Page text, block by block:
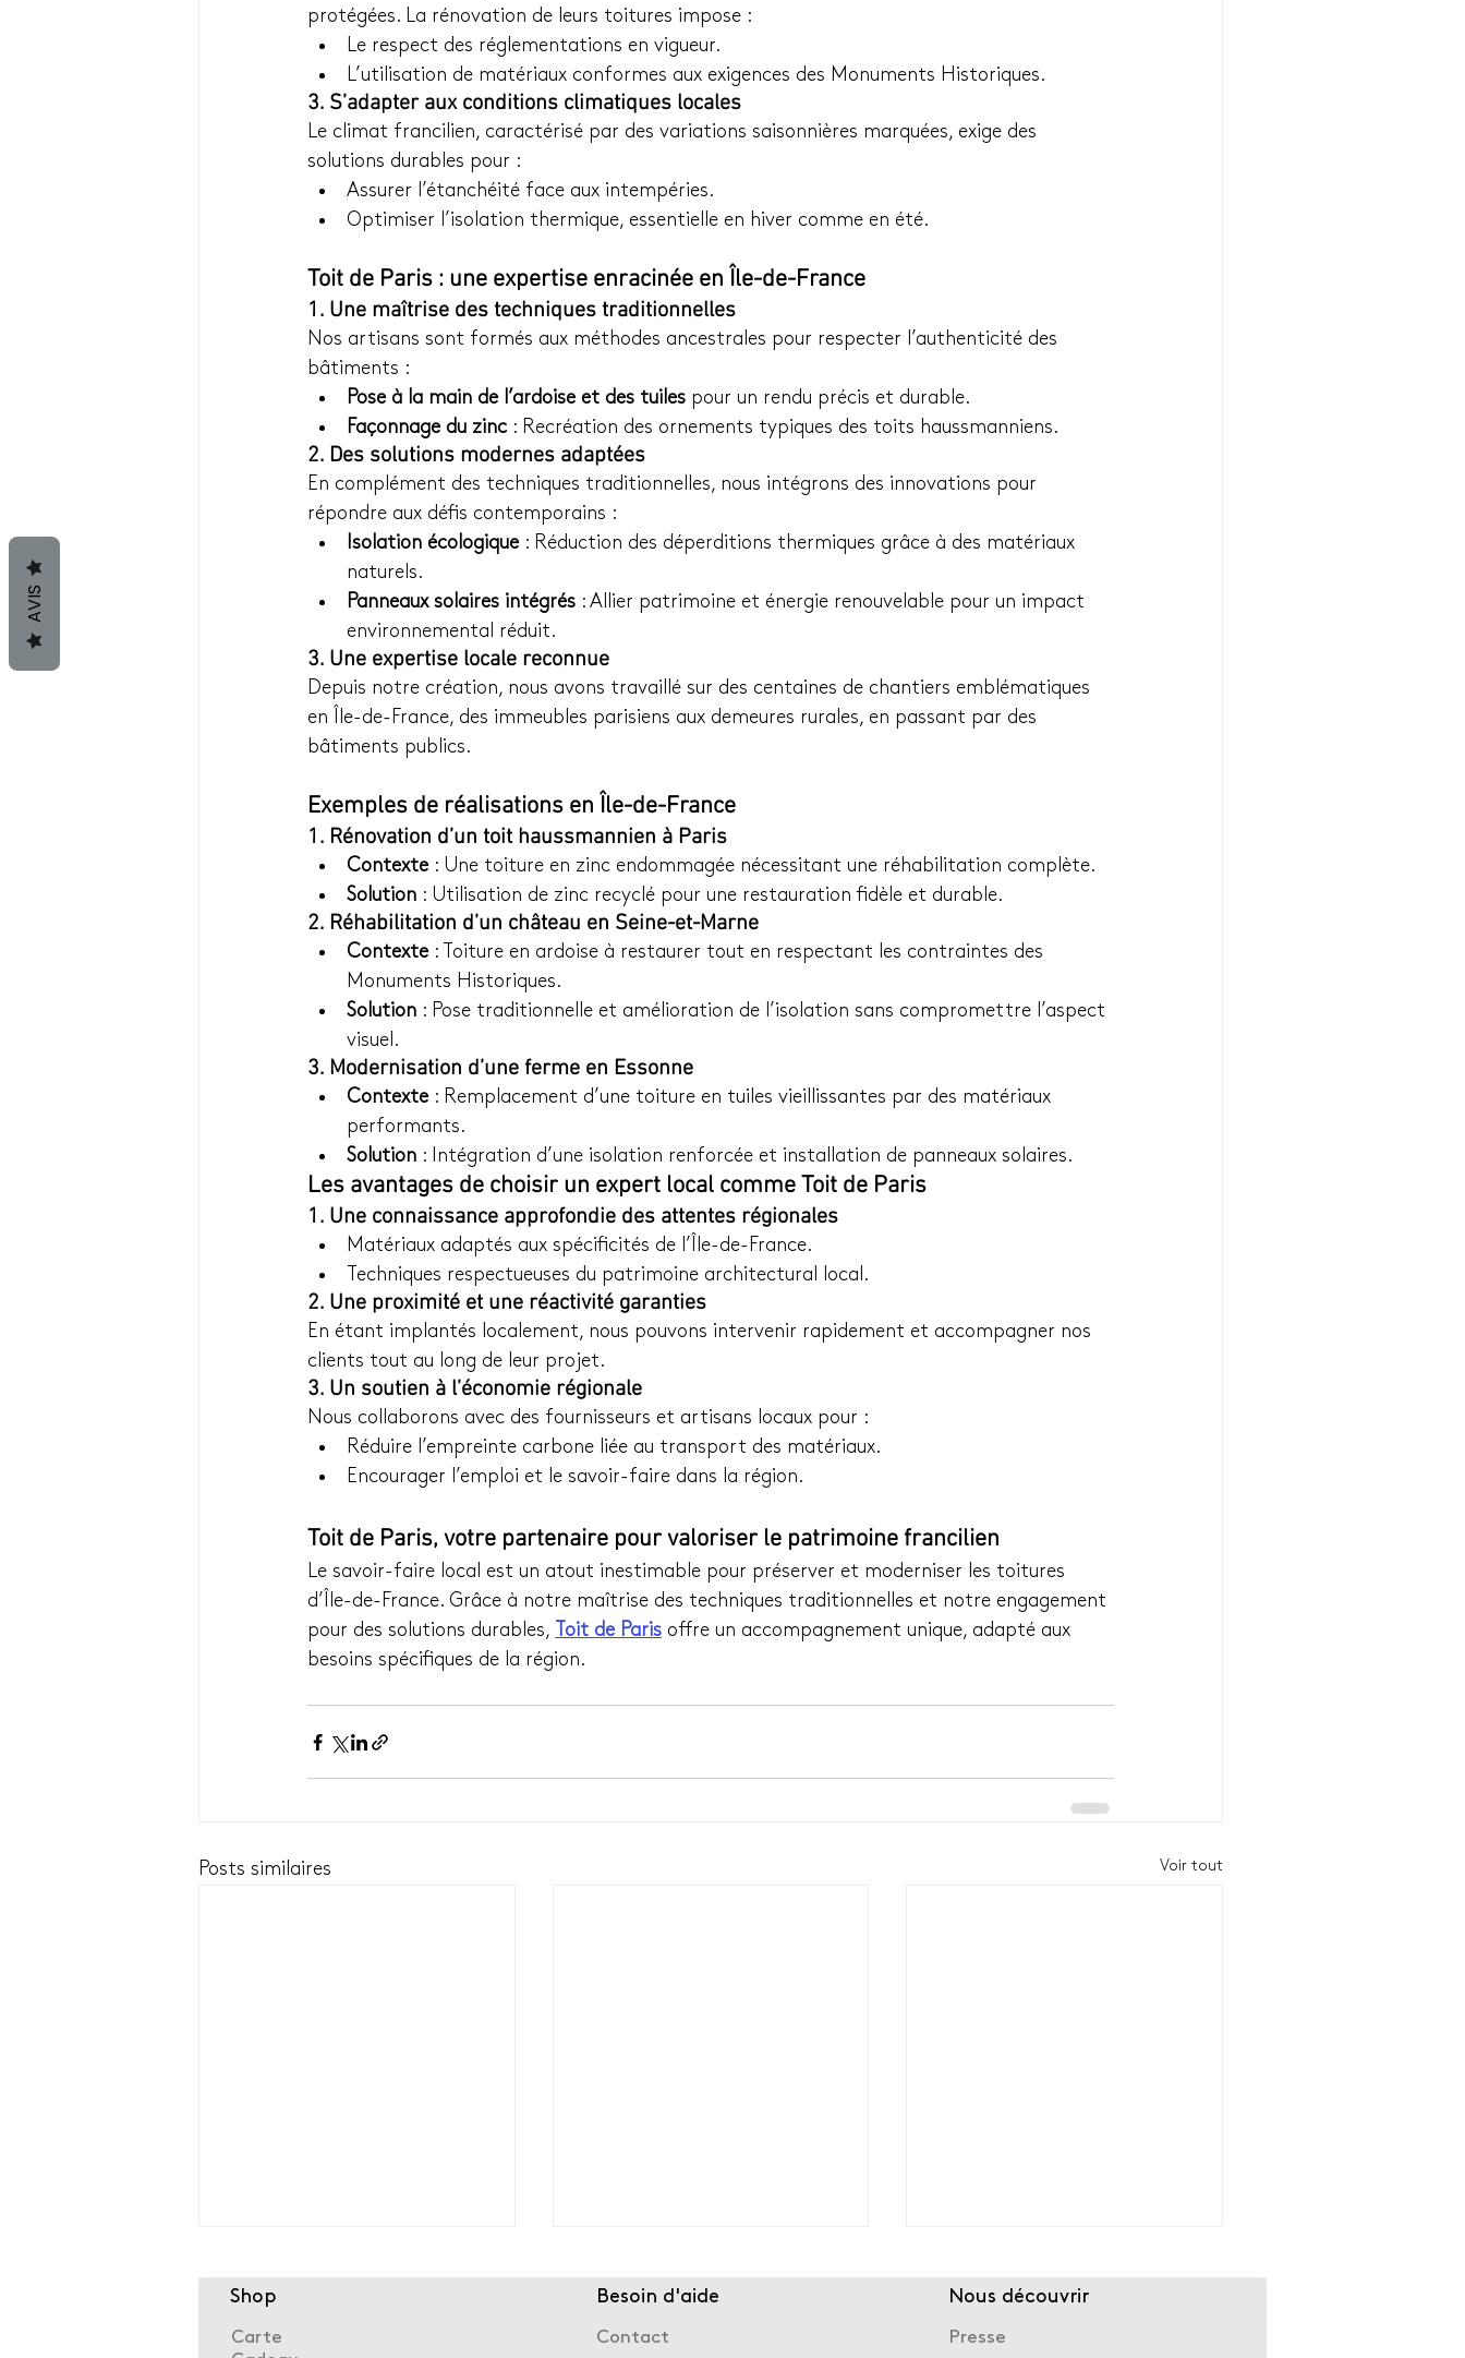
protégées. La rénovation de leurs toitures impose :
Le respect des réglementations en vigueur.
L’utilisation de matériaux conformes aux exigences des Monuments Historiques.
3. S’adapter aux conditions climatiques locales
Le climat francilien, caractérisé par des variations saisonnières marquées, exige des
solutions durables pour :
Assurer l’étanchéité face aux intempéries.
Optimiser l’isolation thermique, essentielle en hiver comme en été.
Toit de Paris : une expertise enracinée en Île-de-France
1. Une maîtrise des techniques traditionnelles
Nos artisans sont formés aux méthodes ancestrales pour respecter l’authenticité des
bâtiments :
Pose à la main de l’ardoise et des tuiles pour un rendu précis et durable.
Façonnage du zinc : Recréation des ornements typiques des toits haussmanniens.
2. Des solutions modernes adaptées
En complément des techniques traditionnelles, nous intégrons des innovations pour
répondre aux défis contemporains :
Isolation écologique : Réduction des déperditions thermiques grâce à des matériaux
naturels.
Panneaux solaires intégrés : Allier patrimoine et énergie renouvelable pour un impact
environnemental réduit.
3. Une expertise locale reconnue
Depuis notre création, nous avons travaillé sur des centaines de chantiers emblématiques
en Île-de-France, des immeubles parisiens aux demeures rurales, en passant par des
bâtiments publics.
Exemples de réalisations en Île-de-France
1. Rénovation d’un toit haussmannien à Paris
Contexte : Une toiture en zinc endommagée nécessitant une réhabilitation complète.
Solution : Utilisation de zinc recyclé pour une restauration fidèle et durable.
2. Réhabilitation d’un château en Seine-et-Marne
Contexte : Toiture en ardoise à restaurer tout en respectant les contraintes des
Monuments Historiques.
Solution : Pose traditionnelle et amélioration de l’isolation sans compromettre l’aspect
visuel.
3. Modernisation d’une ferme en Essonne
Contexte : Remplacement d’une toiture en tuiles vieillissantes par des matériaux
performants.
Solution : Intégration d’une isolation renforcée et installation de panneaux solaires.
Les avantages de choisir un expert local comme Toit de Paris
1. Une connaissance approfondie des attentes régionales
Matériaux adaptés aux spécificités de l’Île-de-France.
Techniques respectueuses du patrimoine architectural local.
2. Une proximité et une réactivité garanties
En étant implantés localement, nous pouvons intervenir rapidement et accompagner nos
clients tout au long de leur projet.
3. Un soutien à l’économie régionale
Nous collaborons avec des fournisseurs et artisans locaux pour :
Réduire l’empreinte carbone liée au transport des matériaux.
Encourager l’emploi et le savoir-faire dans la région.
Toit de Paris, votre partenaire pour valoriser le patrimoine francilien
Le savoir-faire local est un atout inestimable pour préserver et moderniser les toitures
d’Île-de-France. Grâce à notre maîtrise des techniques traditionnelles et notre engagement
pour des solutions durables, Toit de Paris offre un accompagnement unique, adapté aux
besoins spécifiques de la région.
Posts similaires Voir tout
Shop
Carte
Besoin d'aide
Contact
Nous découvrir
Presse
AVIS